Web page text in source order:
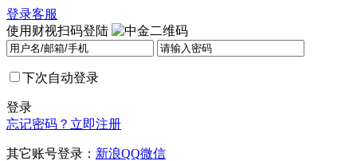
登录客服
使用财视扫码登陆
下次自动登录
登录
忘记密码？ 立即注册
其它账号登录： 新浪QQ微信